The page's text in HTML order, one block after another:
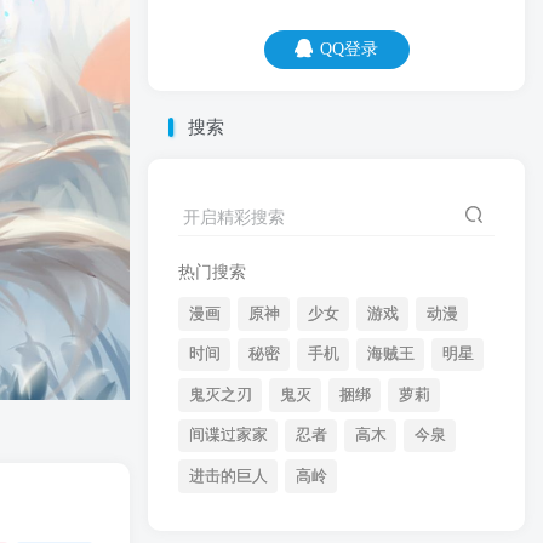
QQ登录
搜索
开启精彩搜索
热门搜索
漫画 原神 少女 游戏 动漫
时间 秘密 手机 海贼王 明星
鬼灭之刃 鬼灭 捆绑 萝莉
间谍过家家 忍者 高木 今泉
进击的巨人 高岭
QQ登录
毁灭友情的方式有许多，最彻底的一种